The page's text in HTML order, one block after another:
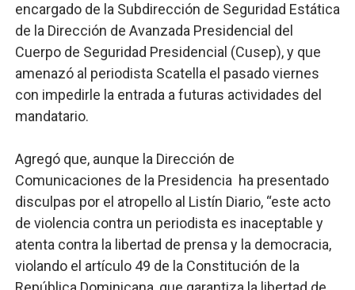
encargado de la Subdirección de Seguridad Estática
de la Dirección de Avanzada Presidencial del
Cuerpo de Seguridad Presidencial (Cusep), y que
amenazó al periodista Scatella el pasado viernes
con impedirle la entrada a futuras actividades del
mandatario.
Agregó que, aunque la Dirección de
Comunicaciones de la Presidencia ha presentado
disculpas por el atropello al Listín Diario, “este acto
de violencia contra un periodista es inaceptable y
atenta contra la libertad de prensa y la democracia,
violando el artículo 49 de la Constitución de la